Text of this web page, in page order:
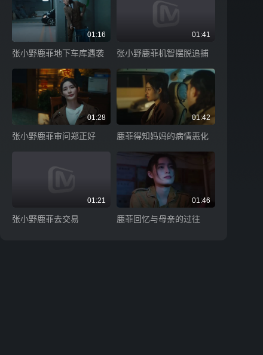
01:16
张小野鹿菲地下车库遇袭
01:41
张小野鹿菲机智摆脱追捕
01:28
张小野鹿菲审问郑正好
01:42
鹿菲得知妈妈的病情恶化
01:21
张小野鹿菲去交易
01:46
鹿菲回忆与母亲的过往